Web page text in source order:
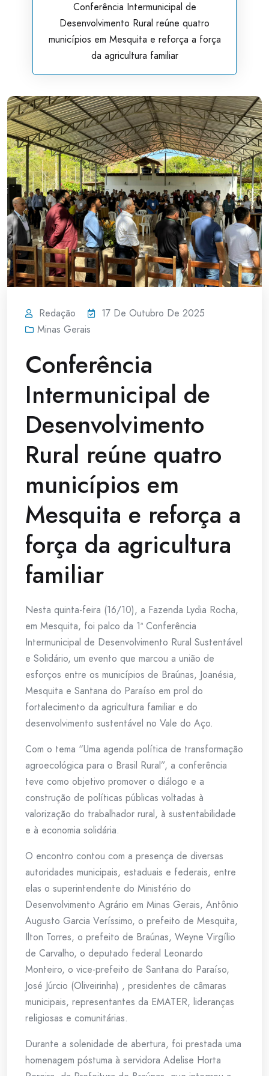
Conferência Intermunicipal de
Desenvolvimento Rural reúne quatro
municípios em Mesquita e reforça a força
da agricultura familiar
Redação
17 De Outubro De 2025
Minas Gerais
Conferência
Intermunicipal de
Desenvolvimento
Rural reúne quatro
municípios em
Mesquita e reforça a
força da agricultura
familiar
Nesta quinta-feira (16/10), a Fazenda Lydia Rocha,
em Mesquita, foi palco da 1ª Conferência
Intermunicipal de Desenvolvimento Rural Sustentável
e Solidário, um evento que marcou a união de
esforços entre os municípios de Braúnas, Joanésia,
Mesquita e Santana do Paraíso em prol do
fortalecimento da agricultura familiar e do
desenvolvimento sustentável no Vale do Aço.
Com o tema “Uma agenda política de transformação
agroecológica para o Brasil Rural”, a conferência
teve como objetivo promover o diálogo e a
construção de políticas públicas voltadas à
valorização do trabalhador rural, à sustentabilidade
e à economia solidária.
O encontro contou com a presença de diversas
autoridades municipais, estaduais e federais, entre
elas o superintendente do Ministério do
Desenvolvimento Agrário em Minas Gerais, Antônio
Augusto Garcia Veríssimo, o prefeito de Mesquita,
Ilton Torres, o prefeito de Braúnas, Weyne Virgílio
de Carvalho, o deputado federal Leonardo
Monteiro, o vice-prefeito de Santana do Paraíso,
José Júrcio (Oliveirinha) , presidentes de câmaras
municipais, representantes da EMATER, lideranças
religiosas e comunitárias.
Durante a solenidade de abertura, foi prestada uma
homenagem póstuma à servidora Adelise Horta